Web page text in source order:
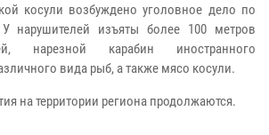
косули возбуждено уголовное дело по
нарушителей изъяты более 100 метров
нарезной карабин иностранного
вида рыб, а также мясо косули.
на территории региона продолжаются.